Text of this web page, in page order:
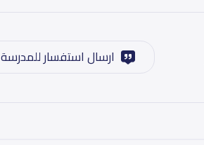
ارسال استفسار للمدرسة